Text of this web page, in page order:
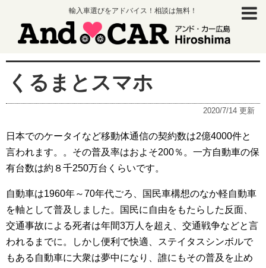
輸入車選びをアドバイス！相談は無料！
くるまとスマホ
2020/7/14 更新
日本でのケータイなど移動体通信の契約数は2億4000件と
言われます。。その普及率はおよそ200％。一方自動車の保
有台数は約８千250万台くらいです。
自動車は1960年～70年代ごろ、国民車構想のなか軽自動車
を軸として普及しました。国民に自由をもたらした反面、
交通事故による死者は年間3万人を超え、交通戦争などと言
われるまでに。しかし便利で快適、ステイタスシンボルで
もある自動車に大衆は夢中になり、誰にもその普及を止め